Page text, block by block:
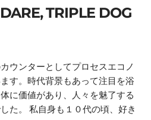
TRIPLE DOG
ウンターとしてプロセスエコノ
す。時代背景もあって注目を浴
に価値があり、人々を魅了する
た。 私自身も１０代の頃、好き